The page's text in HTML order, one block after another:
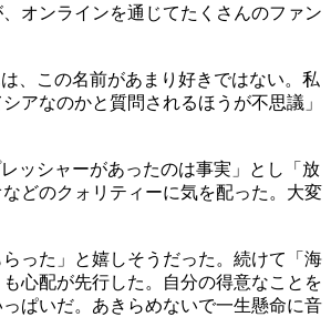
オンラインを通じてたくさんのファン
、この名前があまり好きではない。私
アなのかと質問されるほうが不思議」
ッシャーがあったのは事実」とし「放
どのクォリティーに気を配った。大変
った」と嬉しそうだった。続けて「海
心配が先行した。自分の得意なことを
ぱいだ。あきらめないで一生懸命に音